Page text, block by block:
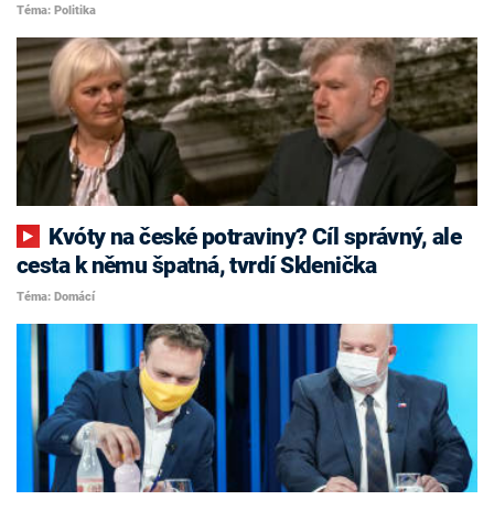
Téma: Politika
cesta k němu špatná, tvrdí Sklenička
Téma: Domácí